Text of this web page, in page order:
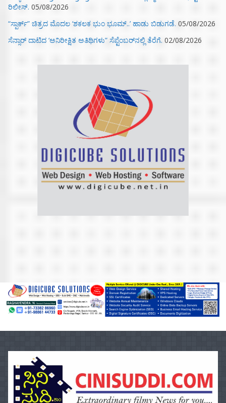
ರಿಲೀಸ್. 05/08/2026
“ಸ್ಪಾರ್ಕ್” ಚಿತ್ರದ ಮೊದಲ‌ ‘ಶಕಲಕ ಭುಂ‌ ಭೂಮ್..’ ಹಾಡು ಬಿಡುಗಡೆ. 05/08/2026
ಸೆನ್ಸಾರ್ ದಾಟಿದ ‘ಅನಿರೀಕ್ಷಿತ ಅತಿಥಿಗಳು” ಸೆಪ್ಟೆಂಬರ್‌ನಲ್ಲಿ ತೆರೆಗೆ. 02/08/2026